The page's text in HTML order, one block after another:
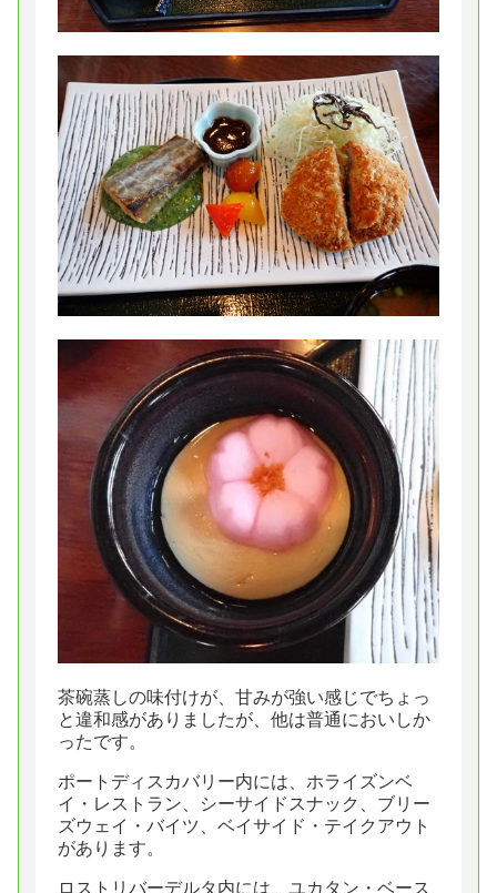
茶碗蒸しの味付けが、甘みが強い感じでちょっ
と違和感がありましたが、他は普通においしか
ったです。
ポートディスカバリー内には、ホライズンベ
イ・レストラン、シーサイドスナック、ブリー
ズウェイ・バイツ、ベイサイド・テイクアウト
があります。
ロストリバーデルタ内には、ユカタン・ベース